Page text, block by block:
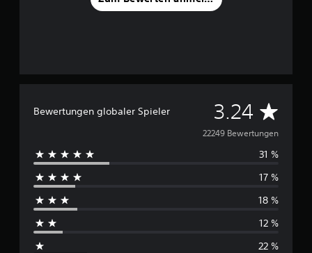
Bewertungen globaler Spieler 3.24 D
u
r
c
s
22249 Bewertungen
31 %
17 %
18 %
12 %
22 %